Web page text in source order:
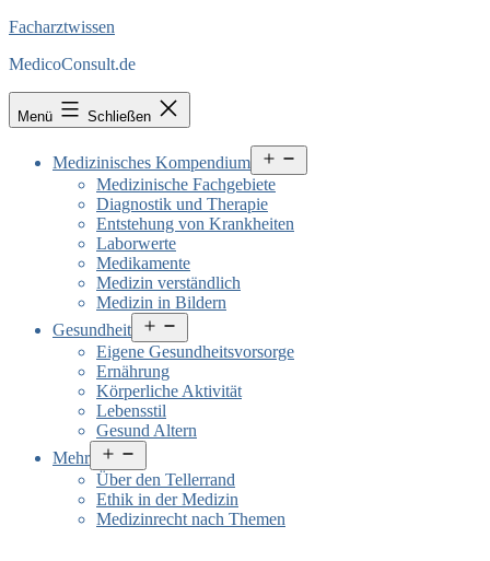
Facharztwissen
MedicoConsult.de
Menü Schließen
Medizinisches Kompendium
öffnen
Medizinische Fachgebiete
Diagnostik und Therapie
Entstehung von Krankheiten
Laborwerte
Medikamente
Medizin verständlich
Medizin in Bildern
Gesundheit
öffnen
Eigene Gesundheitsvorsorge
Ernährung
Körperliche Aktivität
Lebensstil
Gesund Altern
Mehr
öffnen
Über den Tellerrand
Ethik in der Medizin
Medizinrecht nach Themen